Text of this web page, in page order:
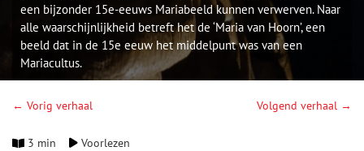
een bijzonder 15e-eeuws Mariabeeld kunnen verwerven. Naar
alle waarschijnlijkheid betreft het de ‘Maria van Hoorn’, een
beeld dat in de 15e eeuw het middelpunt was van een
Mariacultus.
← Vorig verhaal Volgend verhaal →
3 min Voorlezen